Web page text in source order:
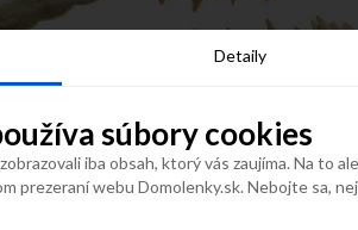
Detaily
súbory cookies
iba obsah, ktorý vás zaujíma. Na to
prezeraní webu Domolenky.sk. Nebojte sa,